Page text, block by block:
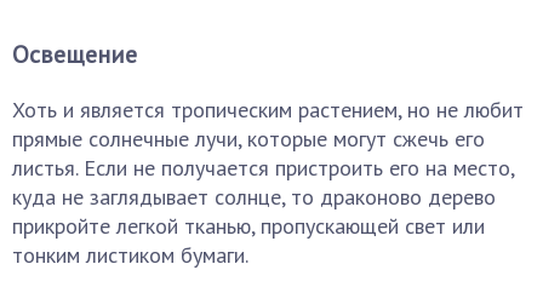
Освещение
Хоть и является тропическим растением, но не любит
прямые солнечные лучи, которые могут сжечь его
листья. Если не получается пристроить его на место,
куда не заглядывает солнце, то драконово дерево
прикройте легкой тканью, пропускающей свет или
тонким листиком бумаги.